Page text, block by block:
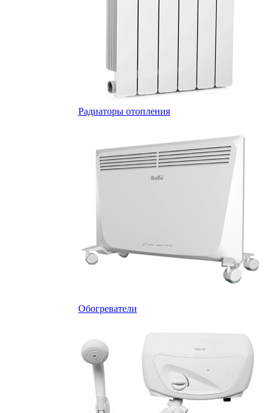
Радиаторы отопления
Обогреватели